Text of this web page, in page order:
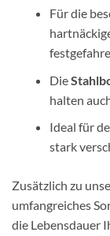
Für die
Die
halten
Ideal für
stark
Zusätzlich zu
umfangreiches
die Lebensdauer